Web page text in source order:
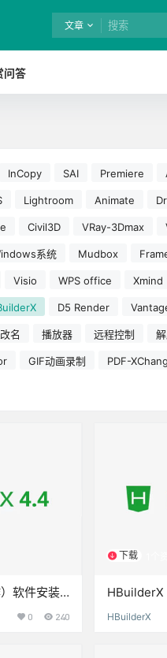
文章
问答
InCopy SAI Premiere
Lightroom Animate
Civil3D VRay-3Dmax
系统 Mudbox
Visio WPS office Xmind
D5 Render
名 播放器 远程控制
GIF动画录制 PDF-
软件安装
0 240
下载
HBuilderX
HBuilderX